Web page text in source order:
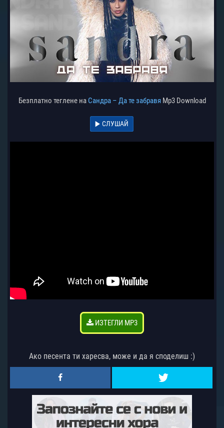
Безплатно теглене на Сандра – Да те забравяMp3 Download
СЛУШАЙ
ИЗТЕГЛИ MP3
Ако песента ти харесва, може и да я споделиш :)